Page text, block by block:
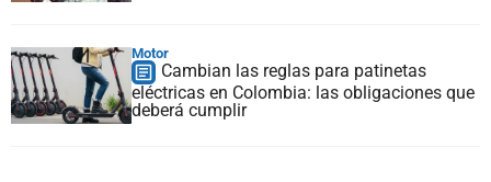
Motor
Cambian las reglas para patinetas
eléctricas en Colombia: las obligaciones que
deberá cumplir